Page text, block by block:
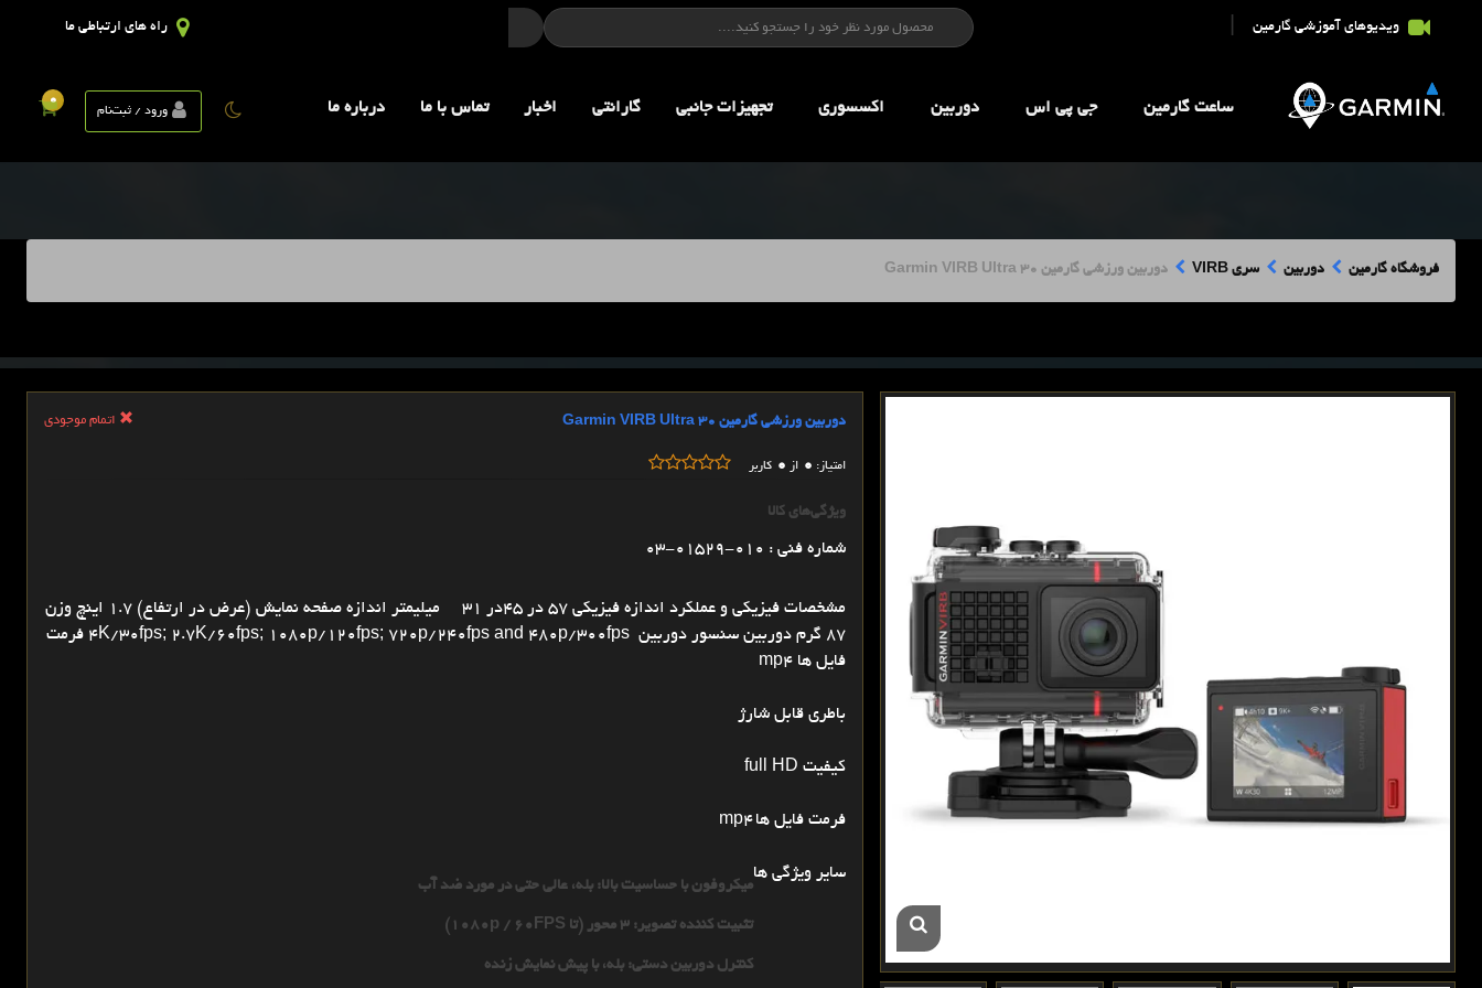
ویدیوهای آموزشی گارمین راه های ارتباطی ما
ورود / ثبت‌نام
0 ساعت گارمین جی پی اس دوربین اکسسوری تجهيزات جانبي گارانتی اخبار تماس با ما درباره ما
فروشگاه گارمین دوربین سری VIRB دوربین ورزشی گارمین Garmin VIRB Ultra 30
دوربین ورزشی گارمین Garmin VIRB Ultra 30 اتمام موجودی
امتیاز: 0 از 0 کاربر
ویژگی‌های کالا
شماره فنی : 010-01529-03
مشخصات فیزیکی و عملکرد اندازه فیزیکی 57 در 45در 31 میلیمتر اندازه صفحه نمایش (عرض در ارتفاع) 1.7 اینچ وزن
87 گرم دوربین سنسور دوربین
4K/30fps; 2.7K/60fps; 1080p/120fps; 720p/240fps and 480p/300fps
فرمت
فایل هاmp4
باطری قابل شارژ
کیفیت full HD
فرمت فایل ها mp4
سایر ویژگی ها
میکروفون با حساسیت بالا: بله، عالی حتی در مورد ضد آب
تثبیت کننده تصویر: 3 محور (تا 1080p / 60FPS)
کنترل دوربین دستی: بله، با پیش نمایش زنده